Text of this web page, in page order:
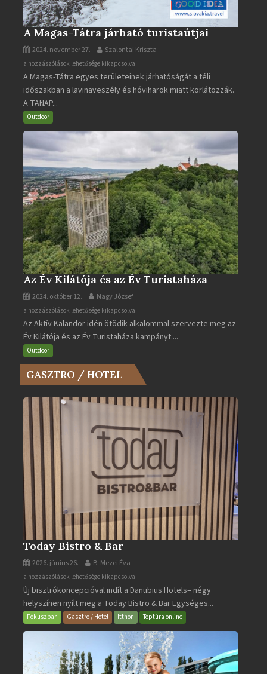
A Magas-Tátra járható turistaútjai
2024. november 27. Szalontai Kriszta
A
Magas-
Tátra
járható
turistaútjai
a hozzászólások lehetősége kikapcsolva
A Magas-Tátra egyes területeinek járhatóságát a téli
időszakban a lavinaveszély és hóviharok miatt korlátozzák.
A TANAP...
Outdoor
Az Év Kilátója és az Év Turistaháza
2024. október 12. Nagy József
Az
Év
Kilátója
és
az
Év
bejegyzéshez
a hozzászólások lehetősége kikapcsolva
Az Aktív Kalandor idén ötödik alkalommal szervezte meg az
Év Kilátója és az Év Turistaháza kampányt....
Outdoor
GASZTRO / HOTEL
Today Bistro & Bar
2026. június 26. B. Mezei Éva
Today
Bistro
&
Bar
bejegyzéshez
a hozzászólások lehetősége kikapcsolva
Új bisztrókoncepcióval indít a Danubius Hotels– négy
helyszínen nyílt meg a Today Bistro & Bar Egységes...
Fókuszban Gasztro / Hotel Itthon Toptúra online